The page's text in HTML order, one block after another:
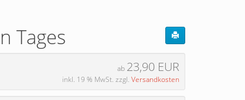
Tages
ab 23,90 EUR
inkl. 19 % MwSt. zzgl. Versandkosten